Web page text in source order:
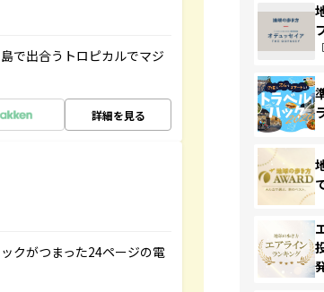
で出合うトロピカルでマジ
詳細を見る
クがつまった24ページの電